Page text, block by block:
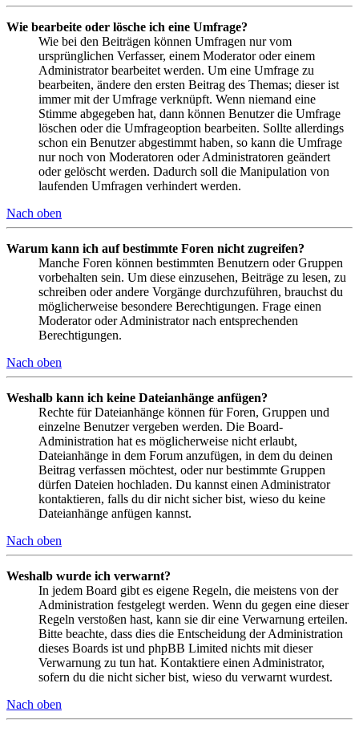
Wie bearbeite oder lösche ich eine Umfrage?
Wie bei den Beiträgen können Umfragen nur vom
ursprünglichen Verfasser, einem Moderator oder einem
Administrator bearbeitet werden. Um eine Umfrage zu
bearbeiten, ändere den ersten Beitrag des Themas; dieser ist
immer mit der Umfrage verknüpft. Wenn niemand eine
Stimme abgegeben hat, dann können Benutzer die Umfrage
löschen oder die Umfrageoption bearbeiten. Sollte allerdings
schon ein Benutzer abgestimmt haben, so kann die Umfrage
nur noch von Moderatoren oder Administratoren geändert
oder gelöscht werden. Dadurch soll die Manipulation von
laufenden Umfragen verhindert werden.
Nach oben
Warum kann ich auf bestimmte Foren nicht zugreifen?
Manche Foren können bestimmten Benutzern oder Gruppen
vorbehalten sein. Um diese einzusehen, Beiträge zu lesen, zu
schreiben oder andere Vorgänge durchzuführen, brauchst du
möglicherweise besondere Berechtigungen. Frage einen
Moderator oder Administrator nach entsprechenden
Berechtigungen.
Nach oben
Weshalb kann ich keine Dateianhänge anfügen?
Rechte für Dateianhänge können für Foren, Gruppen und
einzelne Benutzer vergeben werden. Die Board-
Administration hat es möglicherweise nicht erlaubt,
Dateianhänge in dem Forum anzufügen, in dem du deinen
Beitrag verfassen möchtest, oder nur bestimmte Gruppen
dürfen Dateien hochladen. Du kannst einen Administrator
kontaktieren, falls du dir nicht sicher bist, wieso du keine
Dateianhänge anfügen kannst.
Nach oben
Weshalb wurde ich verwarnt?
In jedem Board gibt es eigene Regeln, die meistens von der
Administration festgelegt werden. Wenn du gegen eine dieser
Regeln verstoßen hast, kann sie dir eine Verwarnung erteilen.
Bitte beachte, dass dies die Entscheidung der Administration
dieses Boards ist und phpBB Limited nichts mit dieser
Verwarnung zu tun hat. Kontaktiere einen Administrator,
sofern du die nicht sicher bist, wieso du verwarnt wurdest.
Nach oben